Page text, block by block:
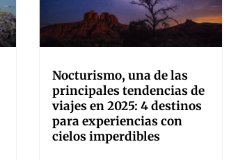
Nocturismo, una de las
principales tendencias de
viajes en 2025: 4 destinos
para experiencias con
cielos imperdibles